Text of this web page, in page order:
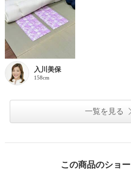
入川美保
158cm
一覧を見る
この商品のショ